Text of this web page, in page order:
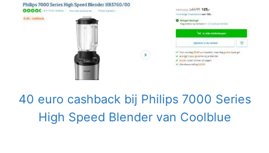
40 euro cashback bij Philips 7000 Series
High Speed Blender van Coolblue